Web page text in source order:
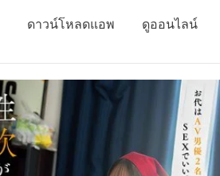
ดาวน์โหลดแอพ ดูออนไลน์